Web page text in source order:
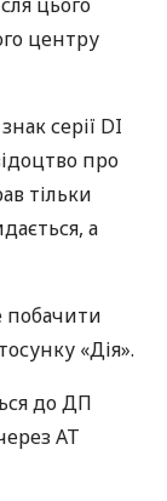
центру
серії DI
про
тільки
а
«Дія».
до ДП
АТ